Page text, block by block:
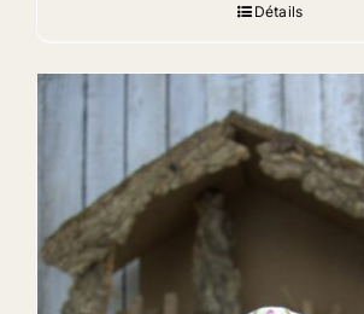
Détails